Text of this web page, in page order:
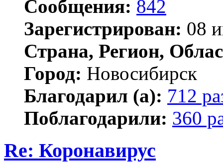
Сообщения: 842
Зарегистрирован: 08
Страна, Регион,
Город: Новосибирск
Благодарил (а): 712
Поблагодарили: 360
Re: Коронавирус